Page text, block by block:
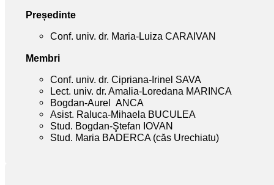
Președinte
Conf. univ. dr. Maria-Luiza CARAIVAN
Membri
Conf. univ. dr. Cipriana-Irinel SAVA
Lect. univ. dr. Amalia-Loredana MARINCA
Bogdan-Aurel ANCA
Asist. Raluca-Mihaela BUCULEA
Stud. Bogdan-Ştefan IOVAN
Stud. Maria BADERCA (căs Urechiatu)